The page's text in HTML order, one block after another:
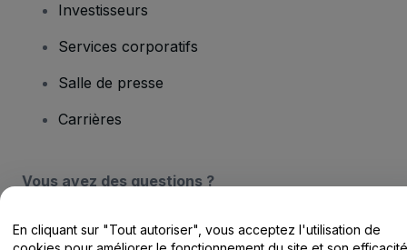
Investisseurs
Services corporatifs
Salle de presse
Carrières
Vous avez des questions ?
Centre d'assistance / Nous contacter
En cliquant sur "Tout autoriser", vous acceptez l'utilisation de